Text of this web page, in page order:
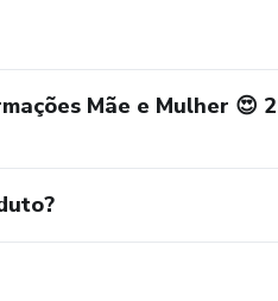
Mãe e Mulher 😍